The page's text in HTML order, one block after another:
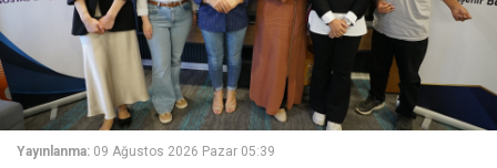
Yayınlanma: 09 Ağustos 2026 Pazar 05:39